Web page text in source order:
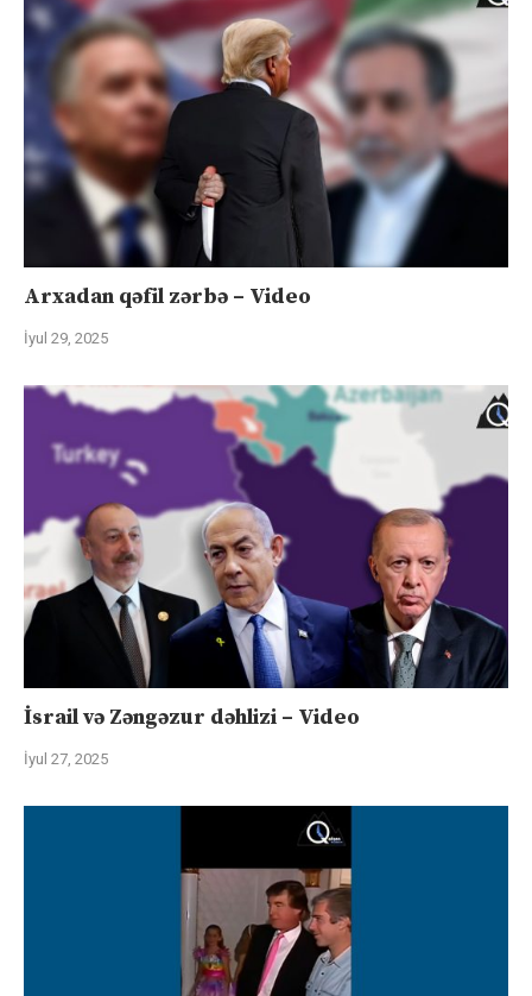
Arxadan qəfil zərbə – Video
İyul 29, 2025
İsrail və Zəngəzur dəhlizi – Video
İyul 27, 2025